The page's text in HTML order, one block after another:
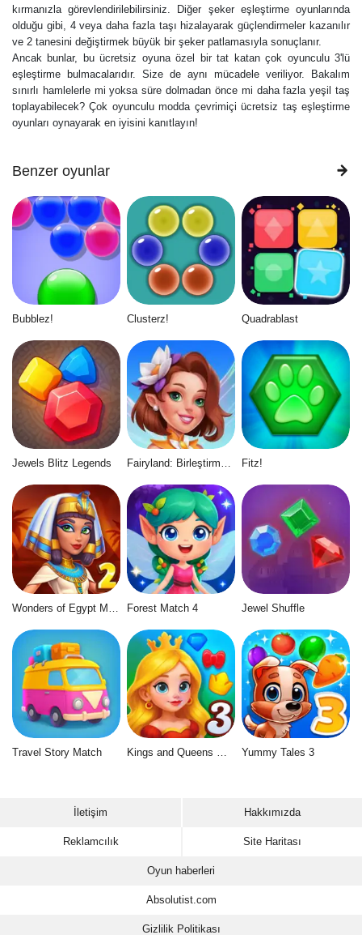
kırmanızla görevlendirilebilirsiniz. Diğer şeker eşleştirme oyunlarında
olduğu gibi, 4 veya daha fazla taşı hizalayarak güçlendirmeler kazanılır
ve 2 tanesini değiştirmek büyük bir şeker patlamasıyla sonuçlanır.
Ancak bunlar, bu ücretsiz oyuna özel bir tat katan çok oyunculu 3'lü
eşleştirme bulmacalarıdır. Size de aynı mücadele veriliyor. Bakalım
sınırlı hamlelerle mi yoksa süre dolmadan önce mi daha fazla yeşil taş
toplayabilecek? Çok oyunculu modda çevrimiçi ücretsiz taş eşleştirme
oyunları oynayarak en iyisini kanıtlayın!
Benzer oyunlar
Bubblez! Clusterz! Quadrablast
Jewels Blitz Legends Fairyland: Birleştirme ve Büyü Fitz!
Forest Match 4 Jewel Shuffle
Travel Story Match Yummy Tales 3
İletişim Hakkımızda
Reklamcılık Site Haritası
Oyun haberleri
Absolutist.com
Gizlilik Politikası